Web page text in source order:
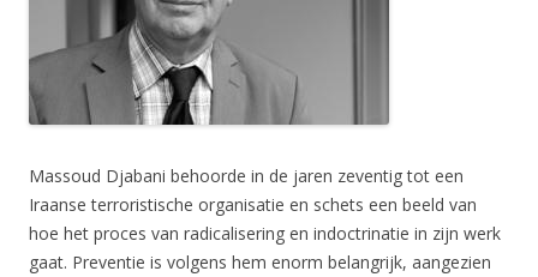
Massoud Djabani behoorde in de jaren zeventig tot een
Iraanse terroristische organisatie en schets een beeld van
hoe het proces van radicalisering en indoctrinatie in zijn werk
gaat. Preventie is volgens hem enorm belangrijk, aangezien